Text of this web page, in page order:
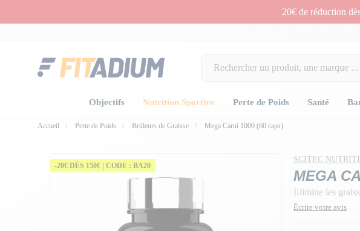
20€ de réduction
Objectifs Nutrition Sportive Perte de Poids Santé
Accueil Perte de Poids Brûleurs de Graisse Mega Carni 1000 (60 caps)
-20€ DÈS 150€ | CODE : BA20
SCITEC
MEGA
Elimine les
Écrire votre avis